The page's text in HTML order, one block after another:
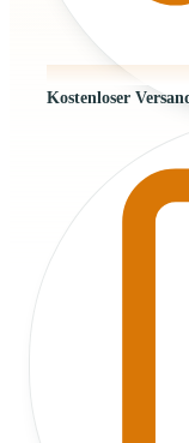
Kostenloser